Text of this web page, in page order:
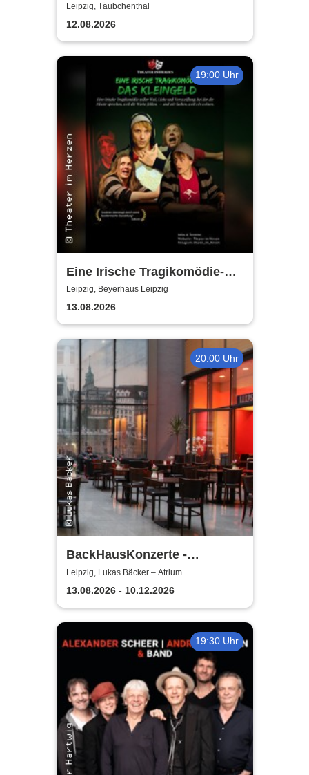
Leipzig, Täubchenthal
12.08.2026
19:00 Uhr
Eine Irische Tragikomödie-
Das Kleingeld | Getreu dem
Motto: Wir lachen, weil wir
weinen
Leipzig, Beyerhaus Leipzig
13.08.2026
20:00 Uhr
BackHausKonzerte -
Kammermusik mit der
Sinfonia Leipzig
Leipzig, Lukas Bäcker – Atrium
13.08.2026 - 10.12.2026
19:30 Uhr